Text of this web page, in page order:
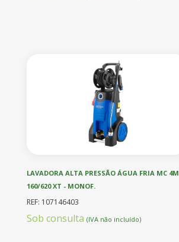
LAVADORA ALTA PRESSÃO ÁGUA FRIA MC 4M
160/620 XT - MONOF.
REF: 107146403
Sob consulta (IVA não incluído)